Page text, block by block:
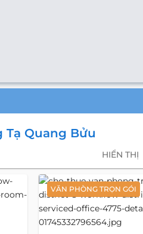
Tạ Quang Bửu
HIỂN THỊ
VĂN PHÒNG TRỌN GÓI